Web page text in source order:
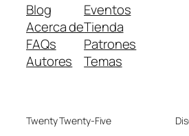
Blog
Acerca de
FAQs
Autores
Eventos
Tienda
Patrones
Temas
Twenty Twenty-Five